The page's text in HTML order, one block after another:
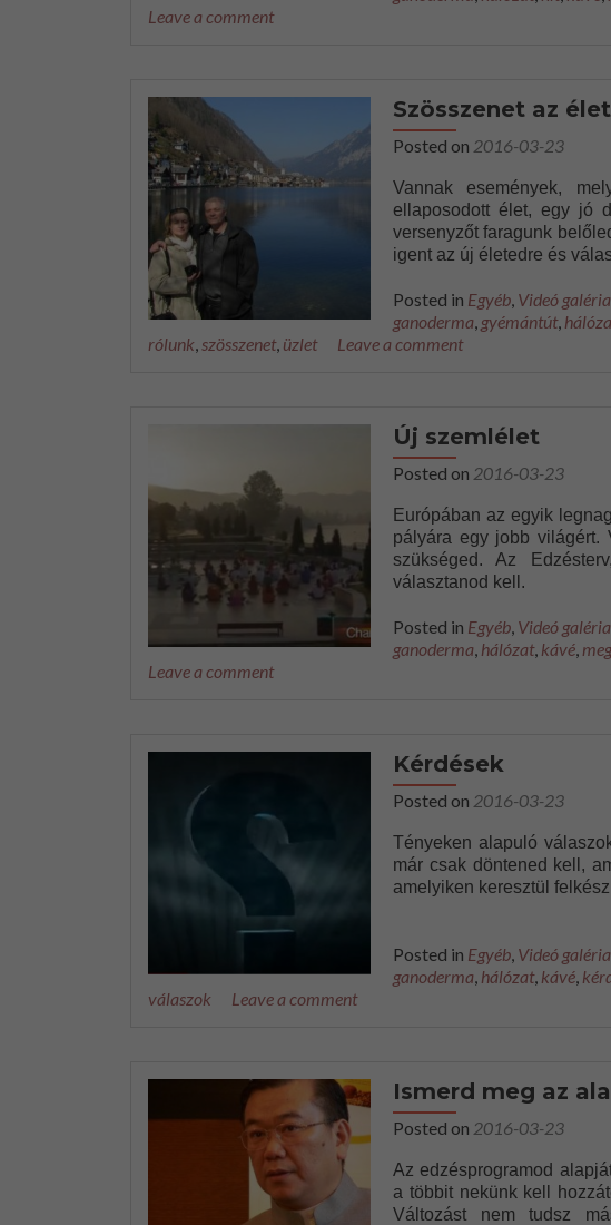
Leave a comment
Szösszenet az
Posted on 2016-03-23
Vannak események,
ellaposodott élet, egy jó
versenyzőt faragunk
igent az új életedre és
Posted in Egyéb, Videó galéria
ganoderma, gyémántút,
rólunk,szösszenet, üzlet Leave a comment
Új szemlélet
Posted on 2016-03-23
Európában az egyik
pályára egy jobb világért.
szükséged. Az
választanod kell.
Posted in Egyéb, Videó galéria
ganoderma, hálózat, kávé,
Leave a comment
Kérdések
Posted on 2016-03-23
Tényeken alapuló
már csak döntened kell,
amelyiken keresztül
Posted in Egyéb, Videó galéria
ganoderma, hálózat, kávé,
válaszok
Leave a comment
Ismerd meg az
Posted on 2016-03-23
Az edzésprogramod
a többit nekünk kell
Változást nem tudsz